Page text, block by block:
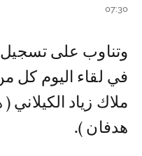
07:30
وتناوب على تسجيل اهداف النخبة الوطنية
في لقاء اليوم كل
ملاك زياد
هدفان ).